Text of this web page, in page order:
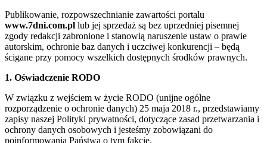
Publikowanie, rozpowszechnianie zawartości portalu
www.7dni.com.pl lub jej sprzedaż są bez uprzedniej pisemnej
zgody redakcji zabronione i stanowią naruszenie ustaw o prawie
autorskim, ochronie baz danych i uczciwej konkurencji – będą
ścigane przy pomocy wszelkich dostępnych środków prawnych.
1. Oświadczenie RODO
W związku z wejściem w życie RODO (unijne ogólne
rozporządzenie o ochronie danych) 25 maja 2018 r., przedstawiamy
zapisy naszej Polityki prywatności, dotyczące zasad przetwarzania i
ochrony danych osobowych i jesteśmy zobowiązani do
poinformowania Państwa o tym fakcie.